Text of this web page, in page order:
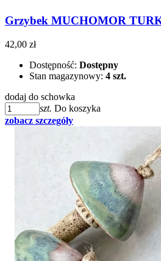
Grzybek MUCHOMOR
42,00 zł
Dostępność: Dostępny
Stan magazynowy: 4 szt.
dodaj do schowka
szt. Do koszyka
zobacz szczegóły